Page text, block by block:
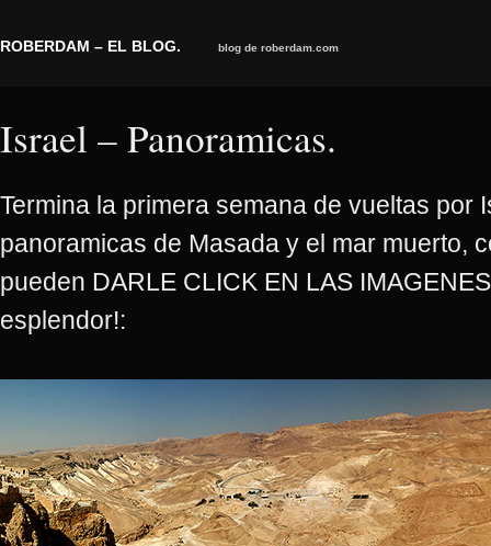
ROBERDAM – EL BLOG. blog de roberdam.com
Israel – Panoramicas.
Termina la primera semana de vueltas por
panoramicas de Masada y el mar muerto,
pueden DARLE CLICK EN LAS
esplendor!: